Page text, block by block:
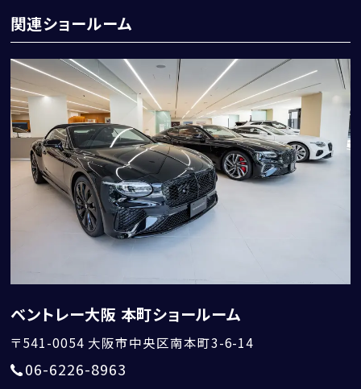
関連ショールーム
ベントレー大阪 本町ショールーム
〒541-0054 大阪市中央区南本町3-6-14
06-6226-8963